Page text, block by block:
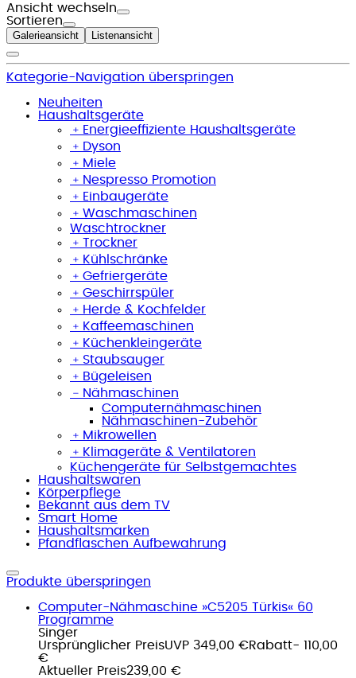
Ansicht wechseln
Sortieren
Galerieansicht Listenansicht
Kategorie-Navigation überspringen
Neuheiten
Haushaltsgeräte
﹢ Energieeffiziente Haushaltsgeräte
﹢ Dyson
﹢ Miele
﹢ Nespresso Promotion
﹢ Einbaugeräte
﹢ Waschmaschinen
Waschtrockner
﹢ Trockner
﹢ Kühlschränke
﹢ Gefriergeräte
﹢ Geschirrspüler
﹢ Herde & Kochfelder
﹢ Kaffeemaschinen
﹢ Küchenkleingeräte
﹢ Staubsauger
﹢ Bügeleisen
﹣ Nähmaschinen
Computernähmaschinen
Nähmaschinen-Zubehör
﹢ Mikrowellen
﹢ Klimageräte & Ventilatoren
Küchengeräte für Selbstgemachtes
Haushaltswaren
Körperpflege
Bekannt aus dem TV
Smart Home
Haushaltsmarken
Pfandflaschen Aufbewahrung
Produkte überspringen
Computer-Nähmaschine »C5205 Türkis« 60
Programme
Singer
Ursprünglicher PreisUVP 349,00 €Rabatt- 110,00
€
Aktueller Preis239,00 €